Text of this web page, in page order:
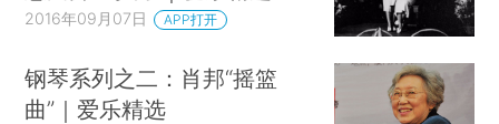
2016年09月07日 APP打开
钢琴系列之二：肖邦“摇篮
曲”｜爱乐精选